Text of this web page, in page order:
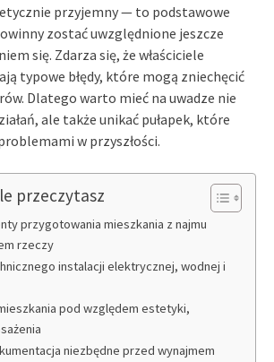
przyjemny — to podstawowe
zostać uwzględnione jeszcze
się. Zdarza się, że właściciele
typowe błędy, które mogą zniechęcić
Dlatego warto mieć na uwadze nie
ale także unikać pułapek, które
w przyszłości.
przeczytasz
przygotowania mieszkania z najmu
rzeczy
instalacji elektrycznej, wodnej i
pod względem estetyki,
niezbędne przed wynajmem